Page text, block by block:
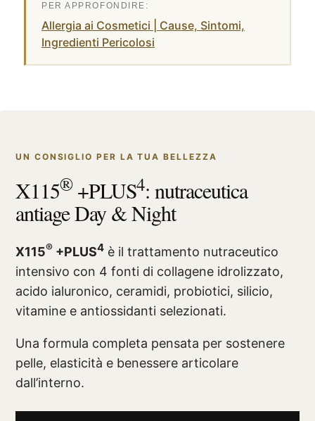
Allergia ai Cosmetici | Cause, Sintomi,
Ingredienti Pericolosi
UN CONSIGLIO PER LA TUA BELLEZZA
X115®+PLUS4: nutraceutica
antiage Day & Night
X115® +PLUS4 è il trattamento nutraceutico
intensivo con 4 fonti di collagene idrolizzato,
acido ialuronico, ceramidi, probiotici, silicio,
vitamine e antiossidanti selezionati.
Una formula completa pensata per sostenere
pelle, elasticità e benessere articolare
dall’interno.